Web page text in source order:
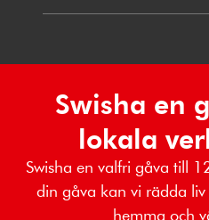
Swisha en
lokala
Swisha en valfri gåva till
din gåva kan vi rädda
hemma och